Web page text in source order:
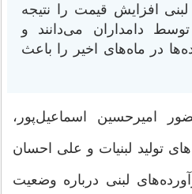
افزایش قیمت را نتیجه
دامداران می‌دانند و
در ماه‌های اخیر را باعث
امیرحسین اسماعیل‌پور،
تولید لبنیات و علی احسان
لبنی درباره وضعیت